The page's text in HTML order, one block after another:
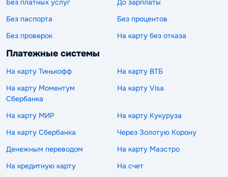
Без платных услуг
До зарплаты
Без паспорта
Без процентов
Без проверок
На карту без отказа
Платежные системы
На карту Тинькофф
На карту ВТБ
На карту Моментум
Сбербанка
На карту Visa
На карту МИР
На карту Кукуруза
На карту Сбербанка
Через Золотую Корону
Денежным переводом
На карту Маэстро
На кредитную карту
На счет